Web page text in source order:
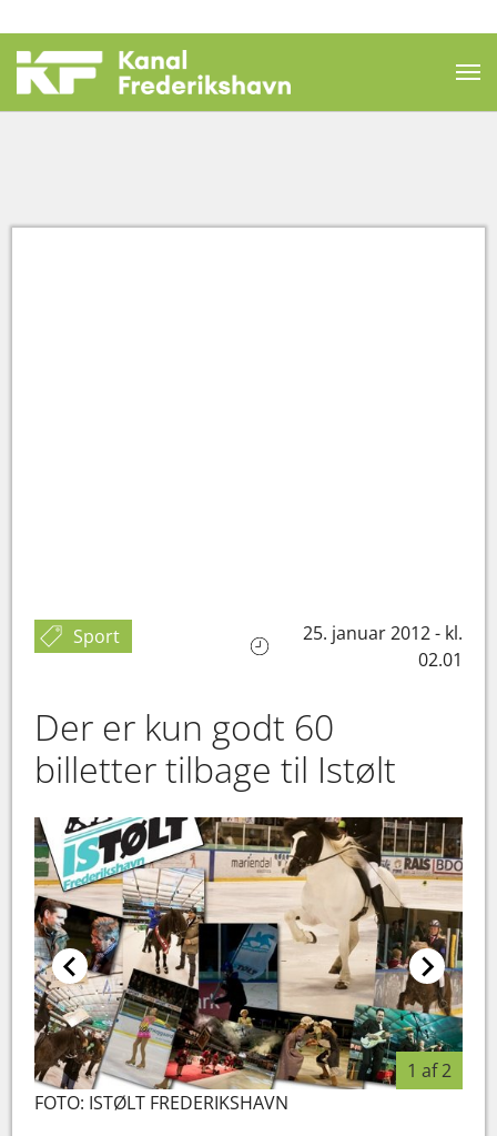
Sport
25. januar 2012 - kl.
02.01
Der er kun godt 60
billetter tilbage til Istølt
1 af 2
FOTO: ISTØLT FREDERIKSHAVN